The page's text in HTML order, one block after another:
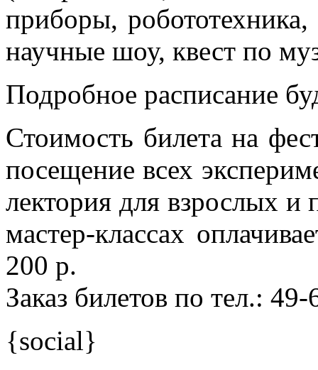
приборы,
научные шоу, квест по
Подробное расписание
Стоимость билета на
посещение всех
лектория для взрослых и
мастер-классах
200 р.
Заказ билетов по тел.:
{social}